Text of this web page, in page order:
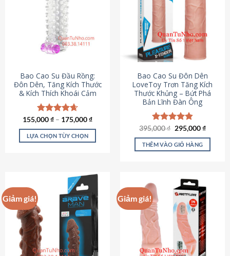
thể.
Các
tùy
chọn
có
chọn
trên
trang
sản
phẩm
Bao Cao Su Đầu Rồng:
Đôn Dên, Tăng Kích Thước
& Kích Thích Khoái Cảm
Được xếp
hạng4.69
5 sao
155,000₫ – 175,000₫
LỰA CHỌN TÙY CHỌN
nhiều
biến
thể.
Các
tùy
chọn
Bao Cao Su Đôn Dên
LoveToy Trơn Tăng Kích
Thước Khủng – Bứt Phá
Bản Lĩnh Đàn Ông
Được xếp
hạng4.82
5 sao
395,000₫ Giá
là:
395,000 ₫.
295,000₫Giá
tại
THÊM VÀO GIỎ HÀNG
Giảm giá! Giảm giá!